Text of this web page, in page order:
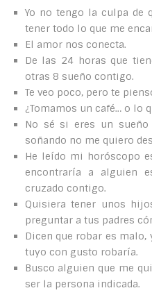
Yo no tengo la culpa de
tener todo lo que me
El amor nos conecta.
De las 24 horas que
otras 8 sueño contigo.
Te veo poco, pero te
¿Tomamos un café… o lo
No sé si eres un
soñando no me quiero
He leído mi horóscopo
encontraría a alguien
cruzado contigo.
Quisiera tener unos
preguntar a tus padres
Dicen que robar es
tuyo con gusto robaría.
Busco alguien que me
ser la persona indicada.